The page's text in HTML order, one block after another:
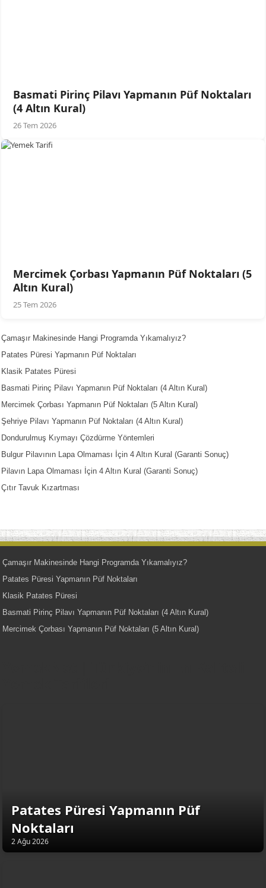
Basmati Pirinç Pilavı Yapmanın Püf Noktaları
(4 Altın Kural)
26 Tem 2026
Mercimek Çorbası Yapmanın Püf Noktaları (5
Altın Kural)
25 Tem 2026
Çamaşır Makinesinde Hangi Programda Yıkamalıyız?
Patates Püresi Yapmanın Püf Noktaları
Klasik Patates Püresi
Basmati Pirinç Pilavı Yapmanın Püf Noktaları (4 Altın Kural)
Mercimek Çorbası Yapmanın Püf Noktaları (5 Altın Kural)
Şehriye Pilavı Yapmanın Püf Noktaları (4 Altın Kural)
Dondurulmuş Kıymayı Çözdürme Yöntemleri
Bulgur Pilavının Lapa Olmaması İçin 4 Altın Kural (Garanti Sonuç)
Pilavın Lapa Olmaması İçin 4 Altın Kural (Garanti Sonuç)
Çıtır Tavuk Kızartması
Çamaşır Makinesinde Hangi Programda Yıkamalıyız?
Patates Püresi Yapmanın Püf Noktaları
Klasik Patates Püresi
Basmati Pirinç Pilavı Yapmanın Püf Noktaları (4 Altın Kural)
Mercimek Çorbası Yapmanın Püf Noktaları (5 Altın Kural)
Patates Püresi Yapmanın Püf
Noktaları
2 Ağu 2026